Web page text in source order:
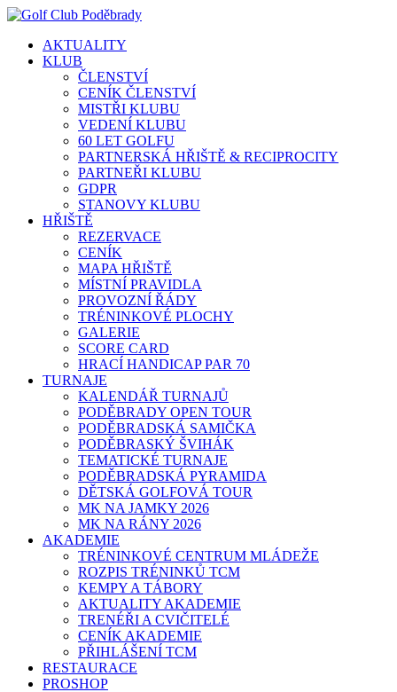
AKTUALITY
KLUB
ČLENSTVÍ
CENÍK ČLENSTVÍ
MISTŘI KLUBU
VEDENÍ KLUBU
60 LET GOLFU
PARTNERSKÁ HŘIŠTĚ & RECIPROCITY
PARTNEŘI KLUBU
GDPR
STANOVY KLUBU
HŘIŠTĚ
REZERVACE
CENÍK
MAPA HŘIŠTĚ
MÍSTNÍ PRAVIDLA
PROVOZNÍ ŘÁDY
TRÉNINKOVÉ PLOCHY
GALERIE
SCORE CARD
HRACÍ HANDICAP PAR 70
TURNAJE
KALENDÁŘ TURNAJŮ
PODĚBRADY OPEN TOUR
PODĚBRADSKÁ SAMIČKA
PODĚBRASKÝ ŠVIHÁK
TEMATICKÉ TURNAJE
PODĚBRADSKÁ PYRAMIDA
DĚTSKÁ GOLFOVÁ TOUR
MK NA JAMKY 2026
MK NA RÁNY 2026
AKADEMIE
TRÉNINKOVÉ CENTRUM MLÁDEŽE
ROZPIS TRÉNINKŮ TCM
KEMPY A TÁBORY
AKTUALITY AKADEMIE
TRENÉŘI A CVIČITELÉ
CENÍK AKADEMIE
PŘIHLÁŠENÍ TCM
RESTAURACE
PROSHOP